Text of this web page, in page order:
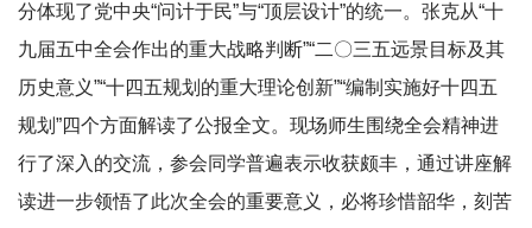
分体现了党中央“问计于民”与“顶层设计”的统一。张克从“十
九届五中全会作出的重大战略判断”“二〇三五远景目标及其
历史意义”“十四五规划的重大理论创新”“编制实施好十四五
规划”四个方面解读了公报全文。现场师生围绕全会精神进
行了深入的交流，参会同学普遍表示收获颇丰，通过讲座解
读进一步领悟了此次全会的重要意义，必将珍惜韶华，刻苦